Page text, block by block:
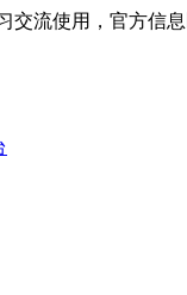
流使用，官方信息